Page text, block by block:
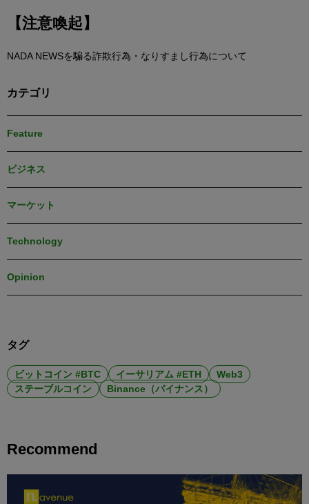
【注意喚起】
NADA NEWSを騙る詐欺行為・なりすまし行為について
カテゴリ
Feature
ビジネス
マーケット
Technology
Opinion
タグ
ビットコイン #BTC イーサリアム #ETH
Web3
ステーブルコイン
Binance（バイナンス）
Recommend